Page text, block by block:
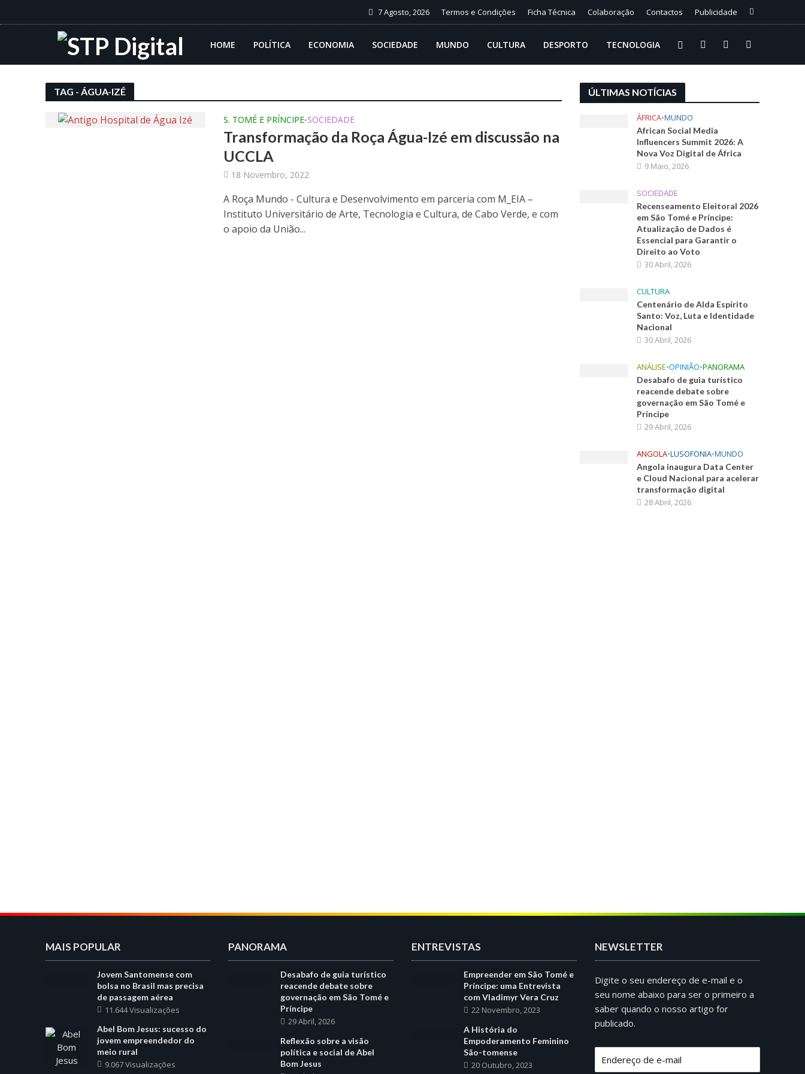
7 Agosto, 2026 Termos e Condições Ficha Técnica Colaboração Contactos Publicidade
HOME POLÍTICA ECONOMIA SOCIEDADE MUNDO CULTURA DESPORTO TECNOLOGIA
TAG - ÁGUA-IZÉ
S. TOMÉ E PRÍNCIPE•SOCIEDADE
Transformação da Roça Água-Izé em discussão na
UCCLA
18 Novembro, 2022
A Roça Mundo - Cultura e Desenvolvimento em parceria com M_EIA –
Instituto Universitário de Arte, Tecnologia e Cultura, de Cabo Verde, e com
o apoio da União...
ÚLTIMAS NOTÍCIAS
ÁFRICA•MUNDO
African Social Media
Influencers Summit 2026: A
Nova Voz Digital de África
9 Maio, 2026
SOCIEDADE
Recenseamento Eleitoral 2026
em São Tomé e Príncipe:
Atualização de Dados é
Essencial para Garantir o
Direito ao Voto
30 Abril, 2026
CULTURA
Centenário de Alda Espírito
Santo: Voz, Luta e Identidade
Nacional
30 Abril, 2026
ANÁLISE•OPINIÃO•PANORAMA
Desabafo de guia turístico
reacende debate sobre
governação em São Tomé e
Príncipe
29 Abril, 2026
ANGOLA•LUSOFONIA•MUNDO
Angola inaugura Data Center
e Cloud Nacional para acelerar
transformação digital
28 Abril, 2026
MAIS POPULAR
Jovem Santomense com
bolsa no Brasil mas precisa
de passagem aérea
11.644 Visualizações
Abel Bom Jesus: sucesso do
jovem empreendedor do
meio rural
9.067 Visualizações
PANORAMA
Desabafo de guia turístico
reacende debate sobre
governação em São Tomé e
Príncipe
29 Abril, 2026
Reflexão sobre a visão
política e social de Abel
Bom Jesus
ENTREVISTAS
Empreender em São Tomé e
Príncipe: uma Entrevista
com Vladimyr Vera Cruz
22 Novembro, 2023
A História do
Empoderamento Feminino
São-tomense
20 Outubro, 2023
NEWSLETTER
Digite o seu endereço de e-mail e o
seu nome abaixo para ser o primeiro a
saber quando o nosso artigo for
publicado.